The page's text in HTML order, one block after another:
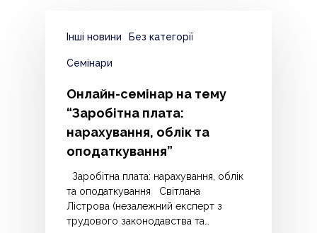
Інші новини Без категорії
Семінари
Онлайн-семінар на тему
“Заробітна плата:
нарахування, облік та
оподаткування”
Заробітна плата: нарахування, облік
та оподаткування Світлана
Лістрова (незалежний експерт з
трудового законодавства та…